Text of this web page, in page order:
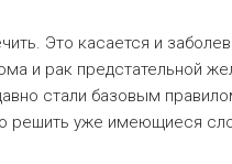
Это касается и
и рак предстательной
стали базовым
решить уже имеющиеся